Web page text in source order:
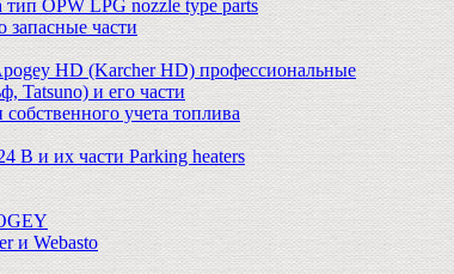
OPW LPG nozzle type parts
запасные части
HD (Karcher HD) профессиональные
Tatsuno) и его части
учета топлива
В и их части Parking heaters
и Webasto